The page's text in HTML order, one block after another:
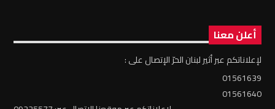
أعلن معنا
لإعلاناتكم عبر أثير لبنان الحرّ الإتصال على :
01561639
01561640